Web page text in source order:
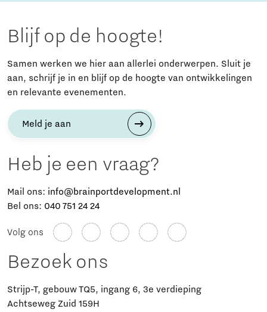
Blijf op de hoogte!
Samen werken we hier aan allerlei onderwerpen. Sluit je
aan, schrijf je in en blijf op de hoogte van ontwikkelingen
en relevante evenementen.
Meld je aan
Heb je een vraag?
Mail ons: info@brainportdevelopment.nl
Bel ons: 040 751 24 24
Volg ons
Bezoek ons
Strijp-T, gebouw TQ5, ingang 6, 3e verdieping
Achtseweg Zuid 159H